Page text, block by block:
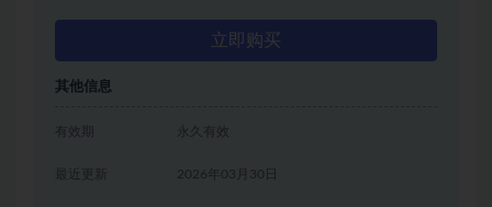
立即购买
其他信息
有效期 永久有效
2026年03月30日